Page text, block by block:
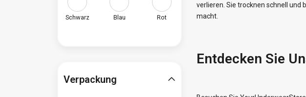
verlieren. Sie trocknen schnell und
macht.
Entdecken Sie
Schwarz Blau Rot
Verpackung